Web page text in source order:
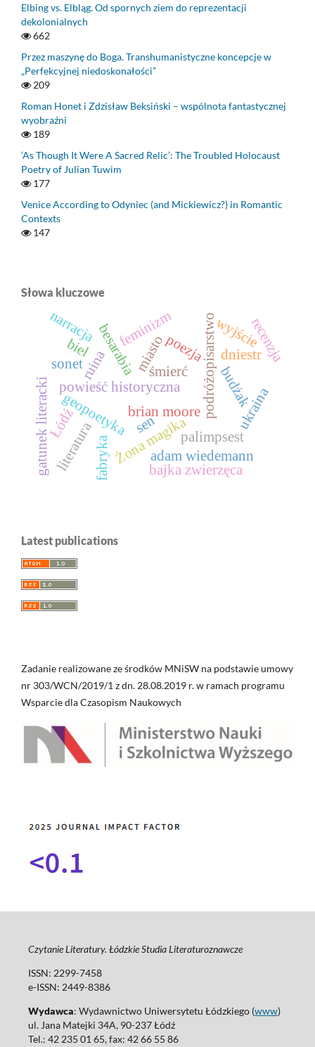
Elbing vs. Elbląg. Od spornych ziem do reprezentacji
dekolonialnych
662
Przez maszynę do Boga. Transhumanistyczne koncepcje w
„Perfekcyjnej niedoskonałości”
209
Roman Honet i Zdzisław Beksiński – wspólnota fantastycznej
wyobraźni
189
‘As Though It Were A Sacred Relic’: The Troubled Holocaust
Poetry of Julian Tuwim
177
Venice According to Odyniec (and Mickiewicz?) in Romantic
Contexts
147
Słowa kluczowe
brian moore
powieść historyczna
Żona magika
podróżopisarstwo
geopoetyka
ruina
palimpsest
besarabia
budżak
dniestr
ukraina
adam wiedemann
poezja
bajka zwierzęca
sonet
gatunek literackiŁódź
miasto
fabryka
recenzja
biel
śmierć
wyjście
sen
feminizm
literatura
narracja
Latest publications
Zadanie realizowane ze środków MNiSW na podstawie umowy
nr 303/WCN/2019/1 z dn. 28.08.2019 r. w ramach programu
Wsparcie dla Czasopism Naukowych
Czytanie Literatury. Łódzkie Studia Literaturoznawcze
ISSN: 2299-7458
e-ISSN: 2449-8386
Wydawca: Wydawnictwo Uniwersytetu Łódzkiego (www)
ul. Jana Matejki 34A, 90-237 Łódź
Tel.: 42 235 01 65, fax: 42 66 55 86